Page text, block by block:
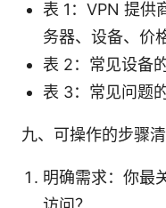
表 1：VPN 提供
务器、设备、价
表 2：常见设备
表 3：常见问题
九、可操作的步骤
明确需求：你最